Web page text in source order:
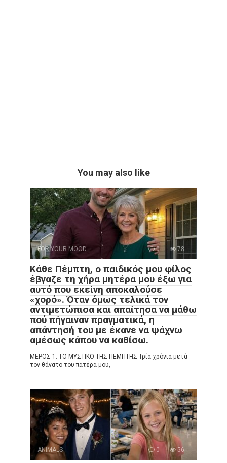
You may also like
FOR YOUR MOOD 0 78
Κάθε Πέμπτη, ο παιδικός μου φίλος
έβγαζε τη χήρα μητέρα μου έξω για
αυτό που εκείνη αποκαλούσε
«χορό». Όταν όμως τελικά τον
αντιμετώπισα και απαίτησα να μάθω
πού πήγαιναν πραγματικά, η
απάντησή του με έκανε να ψάχνω
αμέσως κάπου να καθίσω.
ΜΕΡΟΣ 1: ΤΟ ΜΥΣΤΙΚΟ ΤΗΣ ΠΕΜΠΤΗΣ Τρία χρόνια μετά
τον θάνατο του πατέρα μου,
ANIMALS 0 56